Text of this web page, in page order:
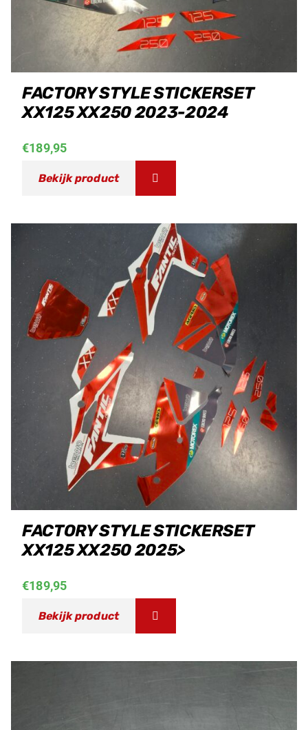
FACTORY STYLE STICKERSET
XX125 XX250 2023-2024
€189,95
Bekijk product
FACTORY STYLE STICKERSET
XX125 XX250 2025>
€189,95
Bekijk product